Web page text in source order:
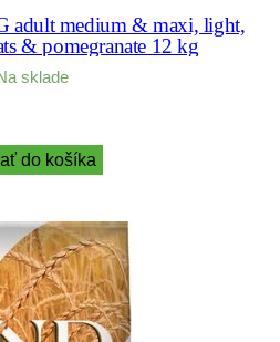
adult medium & maxi, light,
& pomegranate 12 kg
sklade
do košíka